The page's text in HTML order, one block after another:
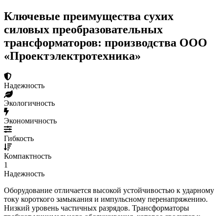
Ключевые преимущества сухих
силовых преобразовательных
трансформаторов: производства ООО
«Проектэлектротехника»
Надежность
Экологичность
Экономичность
Гибкость
Компактность
1
Надежность
Оборудование отличается высокой устойчивостью к ударному
току короткого замыкания и импульсному перенапряжению.
Низкий уровень частичных разрядов. Трансформаторы